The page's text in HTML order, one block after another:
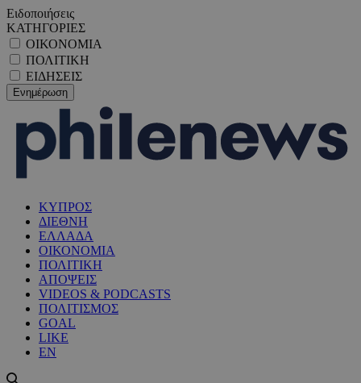
Ειδοποιήσεις
ΚΑΤΗΓΟΡΙΕΣ
ΟΙΚΟΝΟΜΙΑ
ΠΟΛΙΤΙΚΗ
ΕΙΔΗΣΕΙΣ
ΚΥΠΡΟΣ
ΔΙΕΘΝΗ
ΕΛΛΑΔΑ
ΟΙΚΟΝΟΜΙΑ
ΠΟΛΙΤΙΚΗ
ΑΠΟΨΕΙΣ
VIDEOS & PODCASTS
ΠΟΛΙΤΙΣΜΟΣ
GOAL
LIKE
EN